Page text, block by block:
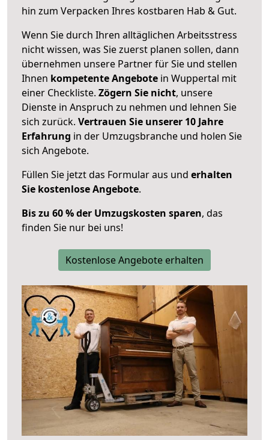
hin zum Verpacken Ihres kostbaren Hab & Gut.
Wenn Sie durch Ihren alltäglichen Arbeitsstress
nicht wissen, was Sie zuerst planen sollen, dann
übernehmen unsere Partner für Sie und stellen
Ihnen kompetente Angebote in Wuppertal mit
einer Checkliste. Zögern Sie nicht, unsere
Dienste in Anspruch zu nehmen und lehnen Sie
sich zurück. Vertrauen Sie unserer 10 Jahre
Erfahrung in der Umzugsbranche und holen Sie
sich Angebote.
Füllen Sie jetzt das Formular aus und erhalten
Sie kostenlose Angebote.
Bis zu 60 % der Umzugskosten sparen, das
finden Sie nur bei uns!
Kostenlose Angebote erhalten